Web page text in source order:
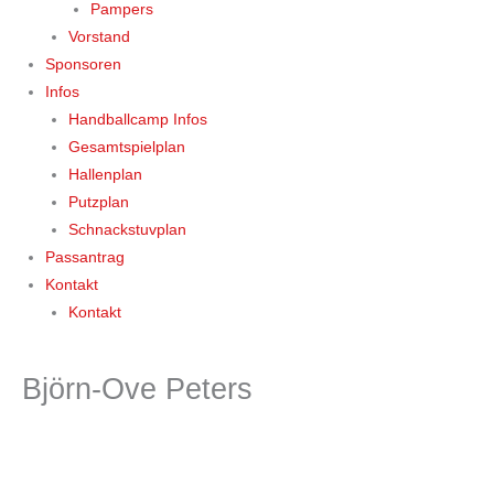
Pampers
Vorstand
Sponsoren
Infos
Handballcamp Infos
Gesamtspielplan
Hallenplan
Putzplan
Schnackstuvplan
Passantrag
Kontakt
Kontakt
Björn-Ove Peters